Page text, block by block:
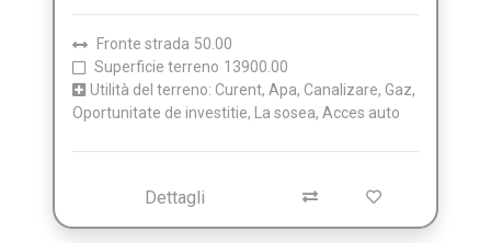
Fronte strada 50.00
Superficie terreno 13900.00
Utilità del terreno: Curent, Apa, Canalizare, Gaz,
Oportunitate de investitie, La sosea, Acces auto
Dettagli